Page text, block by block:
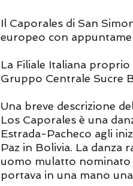
Il Caporales di San
europeo con
La Filiale Italiana
Gruppo Centrale Sucre
Una breve descrizione
Los Caporales è una
Estrada-Pacheco agli
Paz in Bolivia. La danza
uomo mulatto nominato
portava in una mano